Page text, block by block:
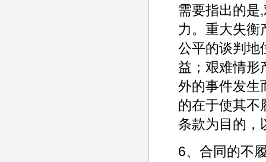
需要指出的是
力。重大失衡
公平的谈判地
益；艰难情形
外的事件发生
的在于使其不
条款为目的，
6、合同的不